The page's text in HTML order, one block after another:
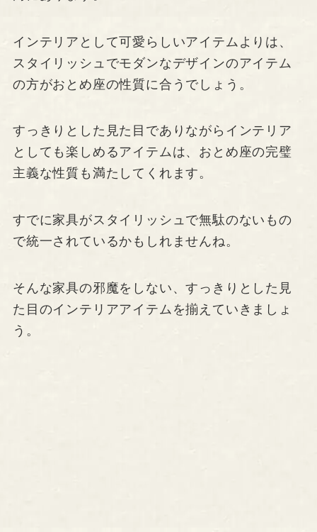
インテリアとして可愛らしいアイテムよりは、
スタイリッシュでモダンなデザインのアイテム
の方がおとめ座の性質に合うでしょう。
すっきりとした見た目でありながらインテリア
としても楽しめるアイテムは、おとめ座の完璧
主義な性質も満たしてくれます。
すでに家具がスタイリッシュで無駄のないもの
で統一されているかもしれませんね。
そんな家具の邪魔をしない、すっきりとした見
た目のインテリアアイテムを揃えていきましょ
う。